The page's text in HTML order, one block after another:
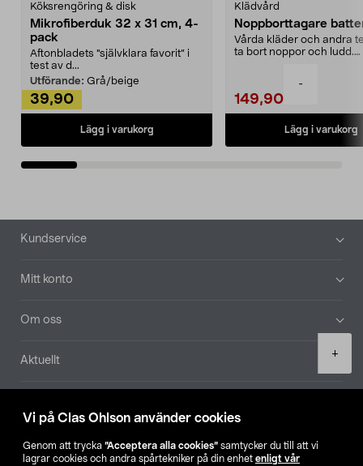
Vi på Clas Ohlson använder cookies
Genom att trycka ”Acceptera alla cookies” samtycker du till att vi
lagrar cookies och andra spårtekniker på din enhet enligt vår
-
+
Köksrengöring & disk
Mikrofiberduk 32 x 31 cm, 4-
pack
Aftonbladets "självklara favorit” i
test av d...
Utförande: Grå/beige
39,90
Lägg i varukorg
Klädvård
Noppborttagare
Vårda kläder och andra
ta bort noppor och ludd.
149,90
Lägg i varukorg
Sidfot
Kundservice
Mitt konto
Om oss
Aktuellt
Hitta butik